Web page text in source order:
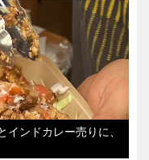
ンドカレー売りに、